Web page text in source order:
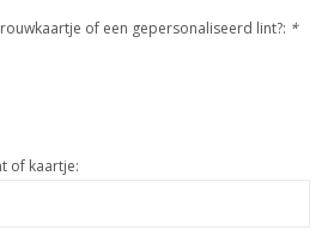
of een gepersonaliseerd lint?: *
of kaartje: